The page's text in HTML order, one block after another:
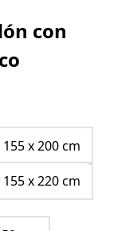
con
155 x 200 cm
155 x 220 cm